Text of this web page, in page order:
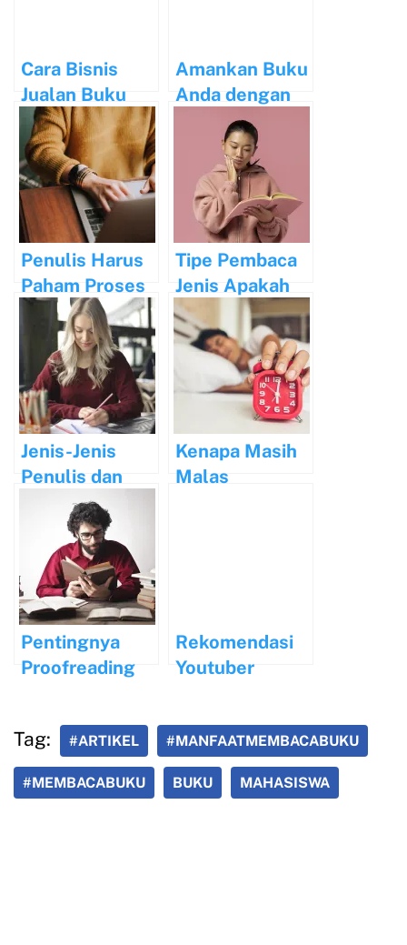
Cara Bisnis
Jualan Buku
Sebagai
Penghasilan
Utama
Amankan Buku
Anda dengan
Penulis Harus
Paham Proses
Tipe Pembaca
Jenis Apakah
Kamu?
Jenis-Jenis
Penulis dan
Tugasnya
Kenapa Masih
Malas
Pentingnya
Proofreading
Kualitas
Tulisan
Rekomendasi
Youtuber
Pendidikan
Tag: #ARTIKEL #MANFAATMEMBACABUKU
#MEMBACABUKU BUKU MAHASISWA